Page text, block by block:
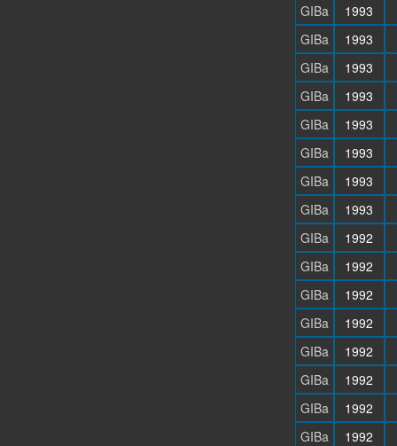
GIBa
1993
GIBa
1993
GIBa
1993
GIBa
1993
GIBa
1993
GIBa
1993
GIBa
1993
GIBa
1993
GIBa
1992
GIBa
1992
GIBa
1992
GIBa
1992
GIBa
1992
GIBa
1992
GIBa
1992
GIBa
1992